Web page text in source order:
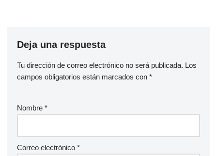
Deja una respuesta
Tu dirección de correo electrónico no será publicada. Los
campos obligatorios están marcados con *
Nombre *
Correo electrónico *